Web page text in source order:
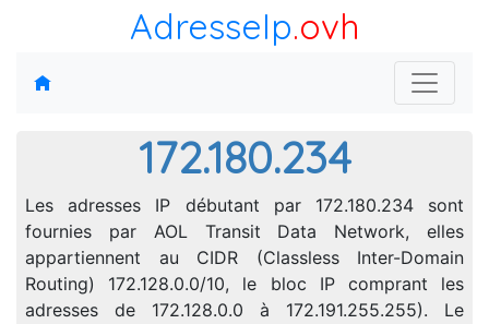
AdresseIp.ovh
172.180.234
Les adresses IP débutant par 172.180.234 sont
fournies par AOL Transit Data Network, elles
appartiennent au CIDR (Classless Inter-Domain
Routing) 172.128.0.0/10, le bloc IP comprant les
adresses de 172.128.0.0 à 172.191.255.255). Le